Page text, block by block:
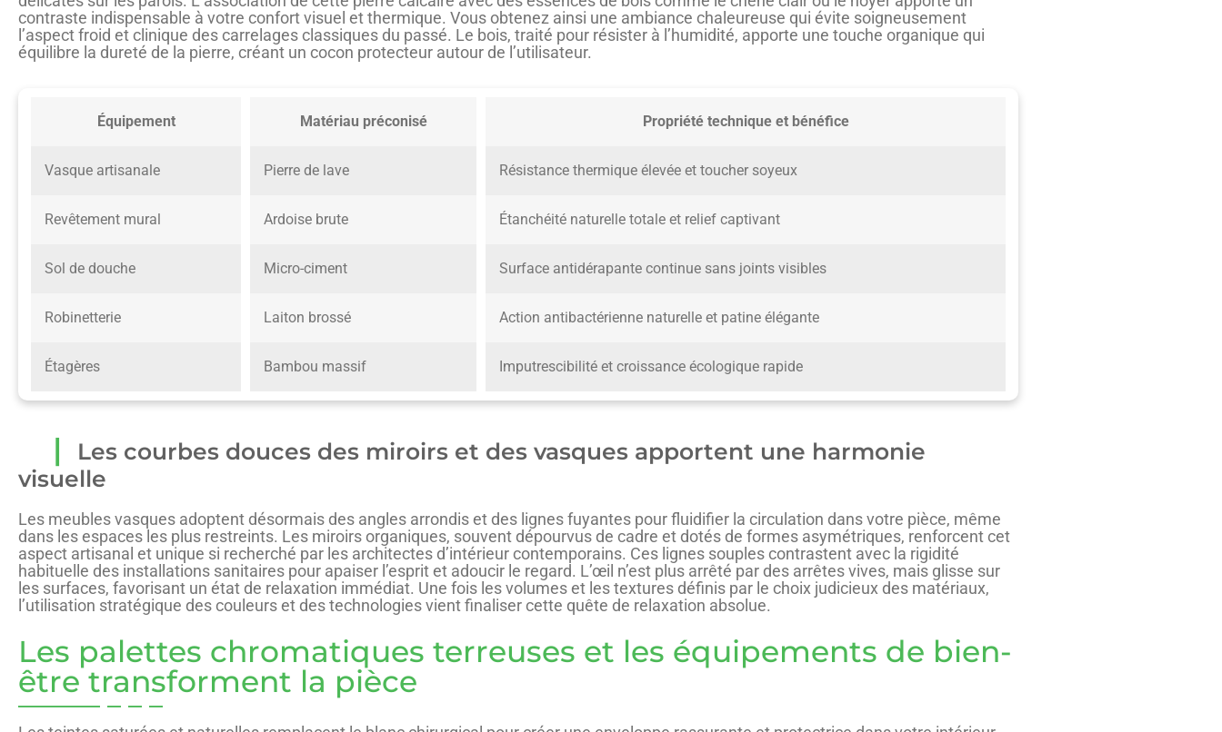
contraste indispensable à votre confort visuel et thermique. Vous obtenez ainsi une ambiance chaleureuse qui évite soigneusement
l’aspect froid et clinique des carrelages classiques du passé. Le bois, traité pour résister à l’humidité, apporte une touche organique qui
équilibre la dureté de la pierre, créant un cocon protecteur autour de l’utilisateur.
Équipement Matériau préconisé Propriété technique et bénéfice
Vasque artisanale Pierre de lave Résistance thermique élevée et toucher soyeux
Revêtement mural Ardoise brute Étanchéité naturelle totale et relief captivant
Sol de douche Micro-ciment Surface antidérapante continue sans joints visibles
Robinetterie Laiton brossé Action antibactérienne naturelle et patine élégante
Étagères Bambou massif Imputrescibilité et croissance écologique rapide
Les courbes douces des miroirs et des vasques apportent une harmonie
visuelle
Les meubles vasques adoptent désormais des angles arrondis et des lignes fuyantes pour fluidifier la circulation dans votre pièce, même
dans les espaces les plus restreints. Les miroirs organiques, souvent dépourvus de cadre et dotés de formes asymétriques, renforcent cet
aspect artisanal et unique si recherché par les architectes d’intérieur contemporains. Ces lignes souples contrastent avec la rigidité
habituelle des installations sanitaires pour apaiser l’esprit et adoucir le regard. L’œil n’est plus arrêté par des arrêtes vives, mais glisse sur
les surfaces, favorisant un état de relaxation immédiat. Une fois les volumes et les textures définis par le choix judicieux des matériaux,
l’utilisation stratégique des couleurs et des technologies vient finaliser cette quête de relaxation absolue.
Les palettes chromatiques terreuses et les équipements de bien-
être transforment la pièce